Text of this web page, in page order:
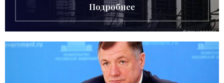
Подробнее